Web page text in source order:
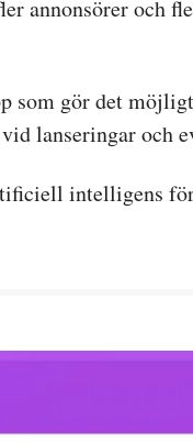
annonsörer och
som gör det
lanseringar och
intelligens